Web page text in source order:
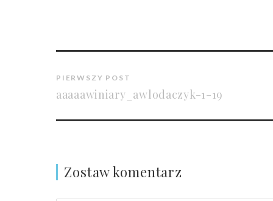
PIERWSZY POST
aaaaawiniary_awlodaczyk-1-19
Zostaw komentarz